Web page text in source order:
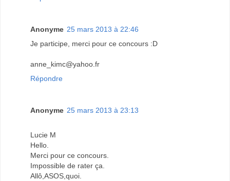
Anonyme 25 mars 2013 à 22:46
Je participe, merci pour ce concours :D
anne_kimc@yahoo.fr
Répondre
Anonyme 25 mars 2013 à 23:13
Lucie M
Hello.
Merci pour ce concours.
Impossible de rater ça.
Allô,ASOS,quoi.